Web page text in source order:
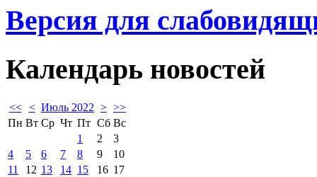
Версия для
Календарь новостей
<< < Июль 2022 > >>
Пн Вт Ср Чт Пт Сб Вс
1
2
3
4
5 6 7 8 9
10
11
12 13 14 15 16 17